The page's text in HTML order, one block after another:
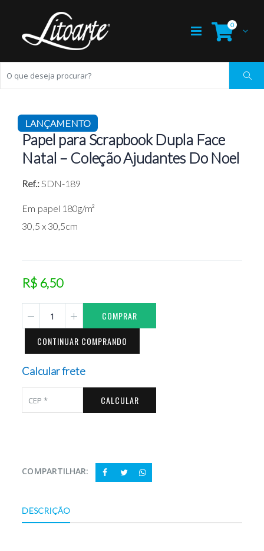
0
LANÇAMENTO
Papel para Scrapbook Dupla Face
Natal – Coleção Ajudantes Do Noel
Ref.:SDN-189
Em papel 180g/m²
30,5 x 30,5cm
R$ 6,50
COMPRAR
CONTINUAR COMPRANDO
Calcular frete
CALCULAR
COMPARTILHAR:
DESCRIÇÃO